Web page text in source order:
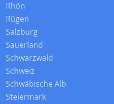
Rhön
Rügen
Salzburg
Sauerland
Schwarzwald
Schweiz
Schwäbische Alb
Steiermark